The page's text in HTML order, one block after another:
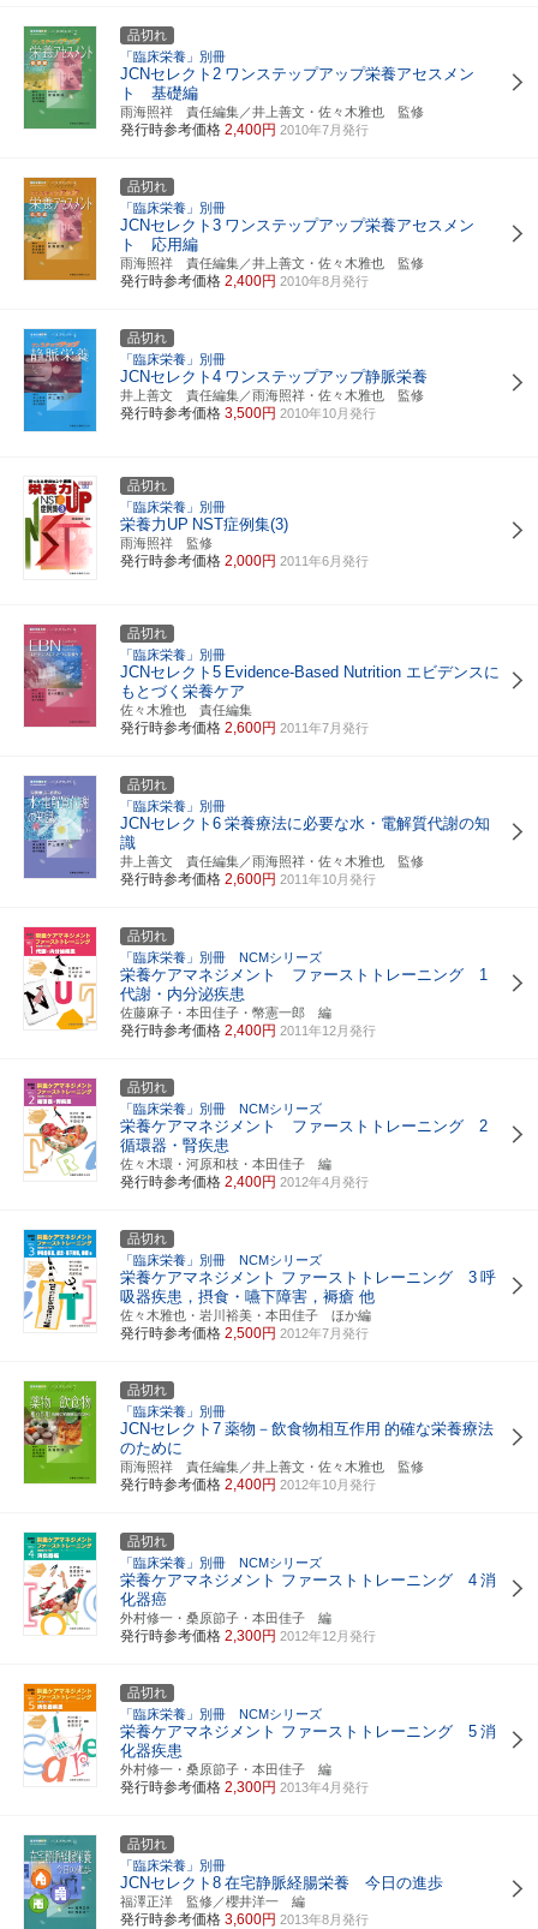
品切れ
「臨床栄養」別冊
JCNセレクト2 ワンステップアップ栄養アセスメン
ト 基礎編
雨海照祥 責任編集／井上善文・佐々木雅也 監修
発行時参考価格 2,400円 2010年7月発行
品切れ
「臨床栄養」別冊
JCNセレクト3 ワンステップアップ栄養アセスメン
ト 応用編
雨海照祥 責任編集／井上善文・佐々木雅也 監修
発行時参考価格 2,400円 2010年8月発行
品切れ
「臨床栄養」別冊
JCNセレクト4 ワンステップアップ静脈栄養
井上善文 責任編集／雨海照祥・佐々木雅也 監修
発行時参考価格 3,500円 2010年10月発行
品切れ
「臨床栄養」別冊
栄養力UP NST症例集(3)
雨海照祥 監修
発行時参考価格 2,000円 2011年6月発行
品切れ
「臨床栄養」別冊
JCNセレクト5 Evidence-Based Nutrition エビデンスに
もとづく栄養ケア
佐々木雅也 責任編集
発行時参考価格 2,600円 2011年7月発行
品切れ
「臨床栄養」別冊
JCNセレクト6 栄養療法に必要な水・電解質代謝の知
識
井上善文 責任編集／雨海照祥・佐々木雅也 監修
発行時参考価格 2,600円 2011年10月発行
品切れ
「臨床栄養」別冊 NCMシリーズ
栄養ケアマネジメント ファーストトレーニング 1
代謝・内分泌疾患
佐藤麻子・本田佳子・幣憲一郎 編
発行時参考価格 2,400円 2011年12月発行
品切れ
「臨床栄養」別冊 NCMシリーズ
栄養ケアマネジメント ファーストトレーニング 2
循環器・腎疾患
佐々木環・河原和枝・本田佳子 編
発行時参考価格 2,400円 2012年4月発行
品切れ
「臨床栄養」別冊 NCMシリーズ
栄養ケアマネジメント ファーストトレーニング 3 呼
吸器疾患，摂食・嚥下障害，褥瘡 他
佐々木雅也・岩川裕美・本田佳子 ほか編
発行時参考価格 2,500円 2012年7月発行
品切れ
「臨床栄養」別冊
JCNセレクト7 薬物－飲食物相互作用 的確な栄養療法
のために
雨海照祥 責任編集／井上善文・佐々木雅也 監修
発行時参考価格 2,400円 2012年10月発行
品切れ
「臨床栄養」別冊 NCMシリーズ
栄養ケアマネジメント ファーストトレーニング 4 消
化器癌
外村修一・桑原節子・本田佳子 編
発行時参考価格 2,300円 2012年12月発行
品切れ
「臨床栄養」別冊 NCMシリーズ
栄養ケアマネジメント ファーストトレーニング 5 消
化器疾患
外村修一・桑原節子・本田佳子 編
発行時参考価格 2,300円 2013年4月発行
品切れ
「臨床栄養」別冊
JCNセレクト8 在宅静脈経腸栄養 今日の進歩
福澤正洋 監修／櫻井洋一 編
発行時参考価格 3,600円 2013年8月発行